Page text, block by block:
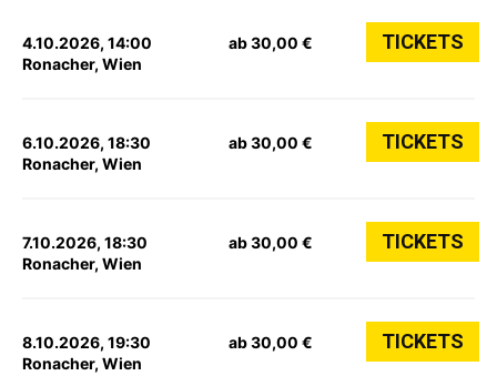
4.10.2026, 14:00
Ronacher, Wien
ab 30,00 € TICKETS
6.10.2026, 18:30
Ronacher, Wien
ab 30,00 € TICKETS
7.10.2026, 18:30
Ronacher, Wien
ab 30,00 € TICKETS
8.10.2026, 19:30
Ronacher, Wien
ab 30,00 € TICKETS